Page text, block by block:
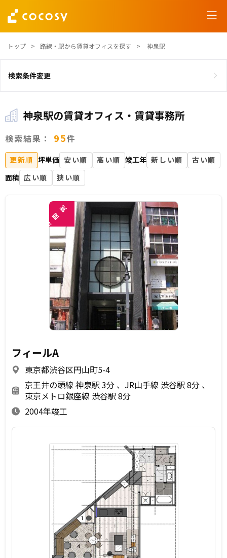
トップ 路線・駅から賃貸オフィスを探す 神泉駅
検索条件変更
神泉駅の賃貸オフィス・賃貸事務所
検索結果： 95件
更新順 坪単価 安い順 高い順 竣工年 新しい順
古い順
面積 広い順 狭い順
未
閲
覧
フィールA
東京都渋谷区円山町5-4
京王井の頭線 神泉駅 3分
JR山手線 渋谷駅 8分
東京メトロ銀座線 渋谷駅 8分
2004年竣工